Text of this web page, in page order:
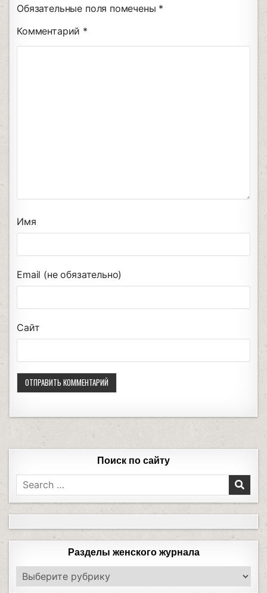
Обязательные поля помечены *
Комментарий *
Имя
Email (не обязательно)
Сайт
Поиск по сайту
Разделы женского журнала